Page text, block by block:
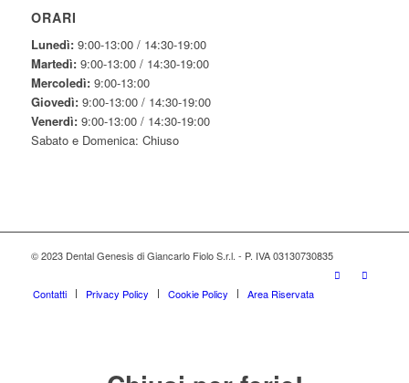
ORARI
Lunedì:9:00-13:00 / 14:30-19:00
Martedì:9:00-13:00 / 14:30-19:00
Mercoledì:9:00-13:00
Giovedì:9:00-13:00 / 14:30-19:00
Venerdì:9:00-13:00 / 14:30-19:00
Sabato e Domenica: Chiuso
© 2023 Dental Genesis di Giancarlo Fiolo S.r.l. - P. IVA 03130730835
Contatti Privacy Policy Cookie Policy Area Riservata